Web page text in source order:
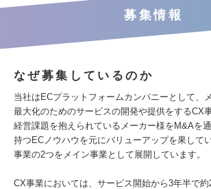
募集情報
なぜ募集しているのか
当社はECプラットフォームカンパニーとして、
最大化のためのサービスの開発や提供をするCX
経営課題を抱えられているメーカー様をM&Aを
持つECノウハウを元にバリューアップを果して
事業の2つをメイン事業として展開しています。
CX事業においては、サービス開始から3年半で